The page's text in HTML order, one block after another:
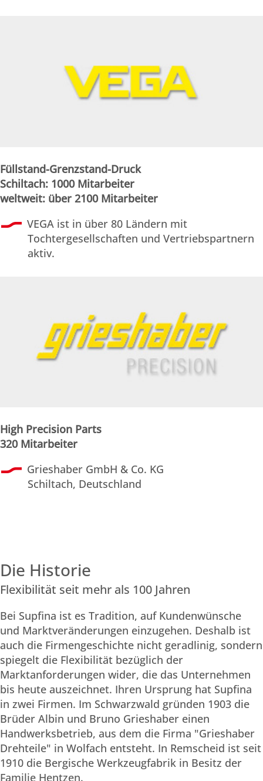
Füllstand-Grenzstand-Druck
Schiltach: 1000 Mitarbeiter
weltweit: über 2100 Mitarbeiter
VEGA ist in über 80 Ländern mit
Tochtergesellschaften und Vertriebspartnern
aktiv.
High Precision Parts
320 Mitarbeiter
Grieshaber GmbH & Co. KG
Schiltach, Deutschland
Die Historie
Flexibilität seit mehr als 100 Jahren
Bei Supfina ist es Tradition, auf Kundenwünsche
und Marktveränderungen einzugehen. Deshalb ist
auch die Firmengeschichte nicht geradlinig, sondern
spiegelt die Flexibilität bezüglich der
Marktanforderungen wider, die das Unternehmen
bis heute auszeichnet. Ihren Ursprung hat Supfina
in zwei Firmen. Im Schwarzwald gründen 1903 die
Brüder Albin und Bruno Grieshaber einen
Handwerksbetrieb, aus dem die Firma "Grieshaber
Drehteile" in Wolfach entsteht. In Remscheid ist seit
1910 die Bergische Werkzeugfabrik in Besitz der
Familie Hentzen.